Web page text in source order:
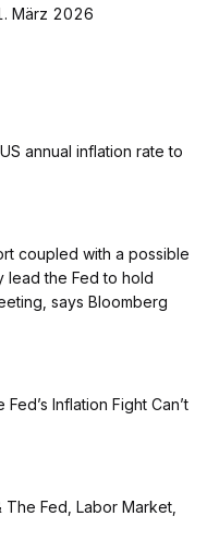
März 2026
annual inflation rate to
coupled with a possible
lead the Fed to hold
says Bloomberg
Inflation Fight Can’t
Fed, Labor Market,